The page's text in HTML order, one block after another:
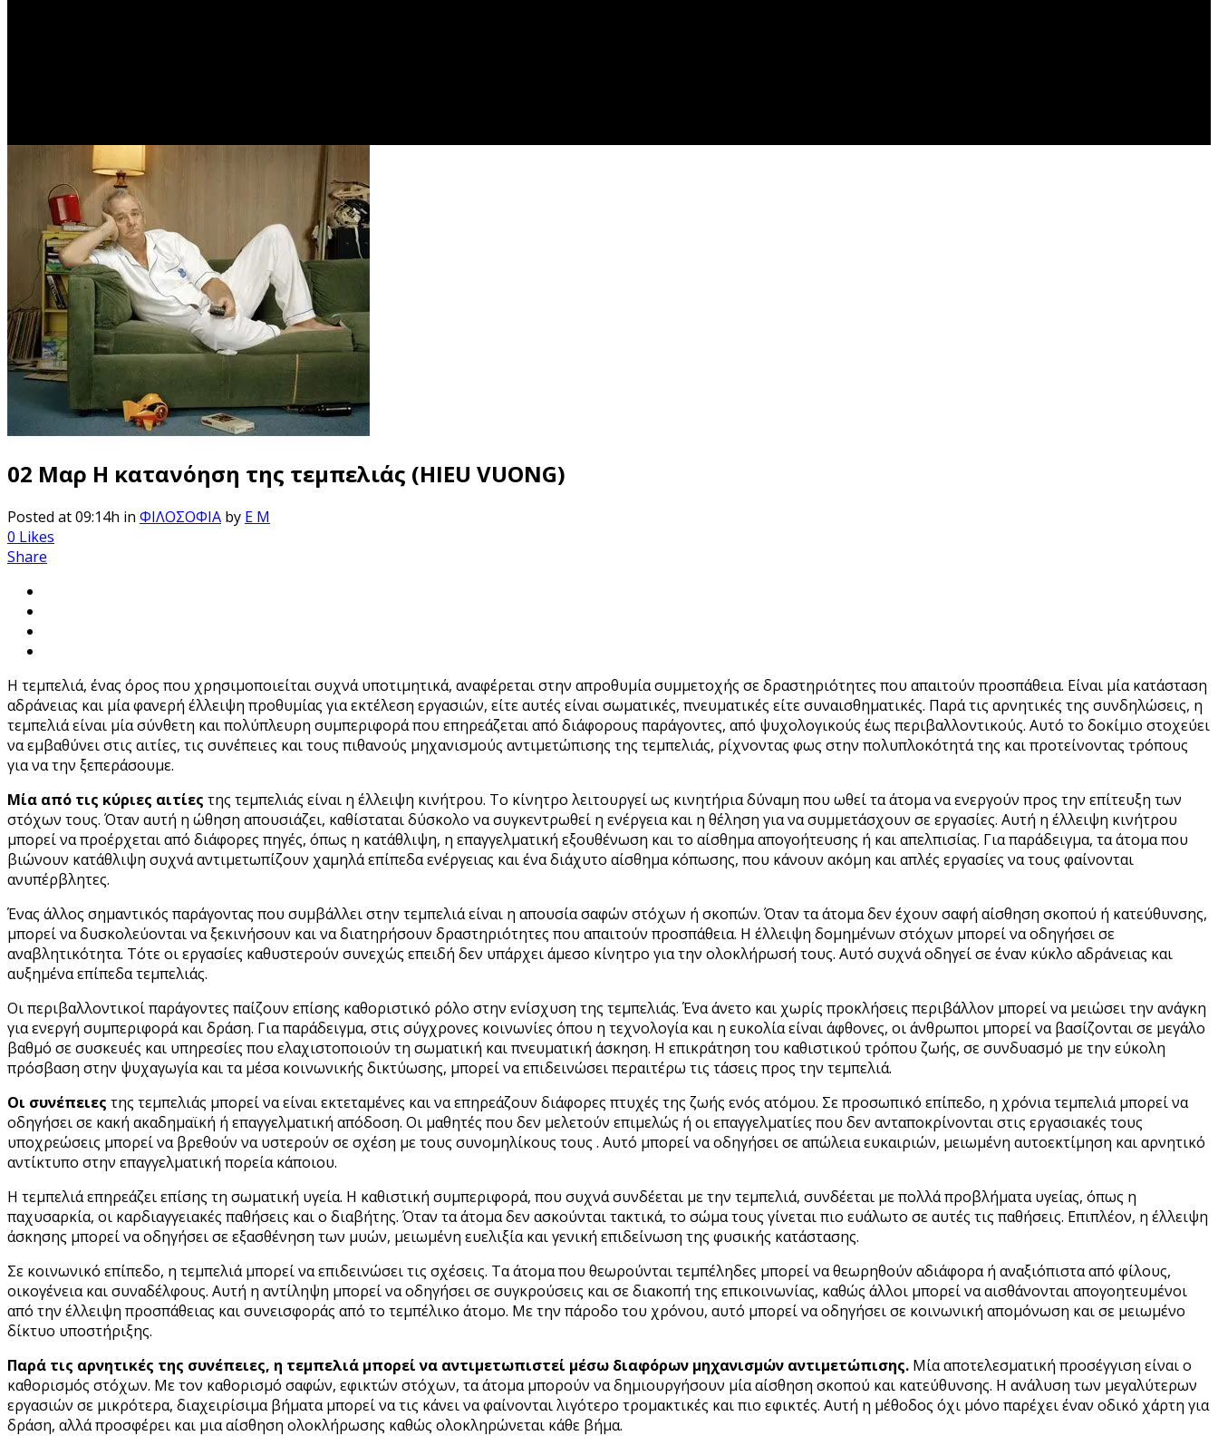
02 Μαρ Η κατανόηση της τεμπελιάς (HIEU VUONG)
Posted at 09:14h in ΦΙΛΟΣΟΦΙΑ by E M
0 Likes
Share
Η τεμπελιά, ένας όρος που χρησιμοποιείται συχνά υποτιμητικά, αναφέρεται στην απροθυμία συμμετοχής σε δραστηριότητες που απαιτούν προσπάθεια. Είναι μία κατάσταση
αδράνειας και μία φανερή έλλειψη προθυμίας για εκτέλεση εργασιών, είτε αυτές είναι σωματικές, πνευματικές είτε συναισθηματικές. Παρά τις αρνητικές της συνδηλώσεις, η
τεμπελιά είναι μία σύνθετη και πολύπλευρη συμπεριφορά που επηρεάζεται από διάφορους παράγοντες, από ψυχολογικούς έως περιβαλλοντικούς. Αυτό το δοκίμιο στοχεύει
να εμβαθύνει στις αιτίες, τις συνέπειες και τους πιθανούς μηχανισμούς αντιμετώπισης της τεμπελιάς, ρίχνοντας φως στην πολυπλοκότητά της και προτείνοντας τρόπους
για να την ξεπεράσουμε.
Μία από τις κύριες αιτίες της τεμπελιάς είναι η έλλειψη κινήτρου. Το κίνητρο λειτουργεί ως κινητήρια δύναμη που ωθεί τα άτομα να ενεργούν προς την επίτευξη των
στόχων τους. Όταν αυτή η ώθηση απουσιάζει, καθίσταται δύσκολο να συγκεντρωθεί η ενέργεια και η θέληση για να συμμετάσχουν σε εργασίες. Αυτή η έλλειψη κινήτρου
μπορεί να προέρχεται από διάφορες πηγές, όπως η κατάθλιψη, η επαγγελματική εξουθένωση και το αίσθημα απογοήτευσης ή και απελπισίας. Για παράδειγμα, τα άτομα που
βιώνουν κατάθλιψη συχνά αντιμετωπίζουν χαμηλά επίπεδα ενέργειας και ένα διάχυτο αίσθημα κόπωσης, που κάνουν ακόμη και απλές εργασίες να τους φαίνονται
ανυπέρβλητες.
Ένας άλλος σημαντικός παράγοντας που συμβάλλει στην τεμπελιά είναι η απουσία σαφών στόχων ή σκοπών. Όταν τα άτομα δεν έχουν σαφή αίσθηση σκοπού ή κατεύθυνσης,
μπορεί να δυσκολεύονται να ξεκινήσουν και να διατηρήσουν δραστηριότητες που απαιτούν προσπάθεια. Η έλλειψη δομημένων στόχων μπορεί να οδηγήσει σε
αναβλητικότητα. Τότε οι εργασίες καθυστερούν συνεχώς επειδή δεν υπάρχει άμεσο κίνητρο για την ολοκλήρωσή τους. Αυτό συχνά οδηγεί σε έναν κύκλο αδράνειας και
αυξημένα επίπεδα τεμπελιάς.
Οι περιβαλλοντικοί παράγοντες παίζουν επίσης καθοριστικό ρόλο στην ενίσχυση της τεμπελιάς. Ένα άνετο και χωρίς προκλήσεις περιβάλλον μπορεί να μειώσει την ανάγκη
για ενεργή συμπεριφορά και δράση. Για παράδειγμα, στις σύγχρονες κοινωνίες όπου η τεχνολογία και η ευκολία είναι άφθονες, οι άνθρωποι μπορεί να βασίζονται σε μεγάλο
βαθμό σε συσκευές και υπηρεσίες που ελαχιστοποιούν τη σωματική και πνευματική άσκηση. Η επικράτηση του καθιστικού τρόπου ζωής, σε συνδυασμό με την εύκολη
πρόσβαση στην ψυχαγωγία και τα μέσα κοινωνικής δικτύωσης, μπορεί να επιδεινώσει περαιτέρω τις τάσεις προς την τεμπελιά.
Οι συνέπειες της τεμπελιάς μπορεί να είναι εκτεταμένες και να επηρεάζουν διάφορες πτυχές της ζωής ενός ατόμου. Σε προσωπικό επίπεδο, η χρόνια τεμπελιά μπορεί να
οδηγήσει σε κακή ακαδημαϊκή ή επαγγελματική απόδοση. Οι μαθητές που δεν μελετούν επιμελώς ή οι επαγγελματίες που δεν ανταποκρίνονται στις εργασιακές τους
υποχρεώσεις μπορεί να βρεθούν να υστερούν σε σχέση με τους συνομηλίκους τους . Αυτό μπορεί να οδηγήσει σε απώλεια ευκαιριών, μειωμένη αυτοεκτίμηση και αρνητικό
αντίκτυπο στην επαγγελματική πορεία κάποιου.
Η τεμπελιά επηρεάζει επίσης τη σωματική υγεία. Η καθιστική συμπεριφορά, που συχνά συνδέεται με την τεμπελιά, συνδέεται με πολλά προβλήματα υγείας, όπως η
παχυσαρκία, οι καρδιαγγειακές παθήσεις και ο διαβήτης. Όταν τα άτομα δεν ασκούνται τακτικά, το σώμα τους γίνεται πιο ευάλωτο σε αυτές τις παθήσεις. Επιπλέον, η έλλειψη
άσκησης μπορεί να οδηγήσει σε εξασθένηση των μυών, μειωμένη ευελιξία και γενική επιδείνωση της φυσικής κατάστασης.
Σε κοινωνικό επίπεδο, η τεμπελιά μπορεί να επιδεινώσει τις σχέσεις. Τα άτομα που θεωρούνται τεμπέληδες μπορεί να θεωρηθούν αδιάφορα ή αναξιόπιστα από φίλους,
οικογένεια και συναδέλφους. Αυτή η αντίληψη μπορεί να οδηγήσει σε συγκρούσεις και σε διακοπή της επικοινωνίας, καθώς άλλοι μπορεί να αισθάνονται απογοητευμένοι
από την έλλειψη προσπάθειας και συνεισφοράς από το τεμπέλικο άτομο. Με την πάροδο του χρόνου, αυτό μπορεί να οδηγήσει σε κοινωνική απομόνωση και σε μειωμένο
δίκτυο υποστήριξης.
Παρά τις αρνητικές της συνέπειες, η τεμπελιά μπορεί να αντιμετωπιστεί μέσω διαφόρων μηχανισμών αντιμετώπισης. Μία αποτελεσματική προσέγγιση είναι ο
καθορισμός στόχων. Με τον καθορισμό σαφών, εφικτών στόχων, τα άτομα μπορούν να δημιουργήσουν μία αίσθηση σκοπού και κατεύθυνσης. Η ανάλυση των μεγαλύτερων
εργασιών σε μικρότερα, διαχειρίσιμα βήματα μπορεί να τις κάνει να φαίνονται λιγότερο τρομακτικές και πιο εφικτές. Αυτή η μέθοδος όχι μόνο παρέχει έναν οδικό χάρτη για
δράση, αλλά προσφέρει και μια αίσθηση ολοκλήρωσης καθώς ολοκληρώνεται κάθε βήμα.